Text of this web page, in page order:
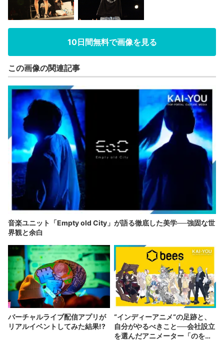
10日間無料で画像を見る
この画像の関連記事
音楽ユニット「Empty old City」が語る徹底した美学──強固な世
界観と余白
バーチャルライブ配信アプリが
リアルイベントしてみた結果!?
“インディーアニメ“の足跡と、
自分がやるべきこと──会社設立
を選んだアニメーター「のを